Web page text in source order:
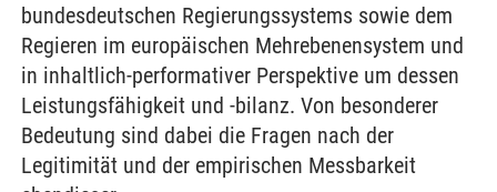
bundesdeutschen Regierungssystems sowie dem
Regieren im europäischen Mehrebenensystem und
in inhaltlich-performativer Perspektive um dessen
Leistungsfähigkeit und -bilanz. Von besonderer
Bedeutung sind dabei die Fragen nach der
Legitimität und der empirischen Messbarkeit